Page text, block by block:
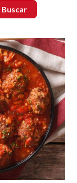
Buscar